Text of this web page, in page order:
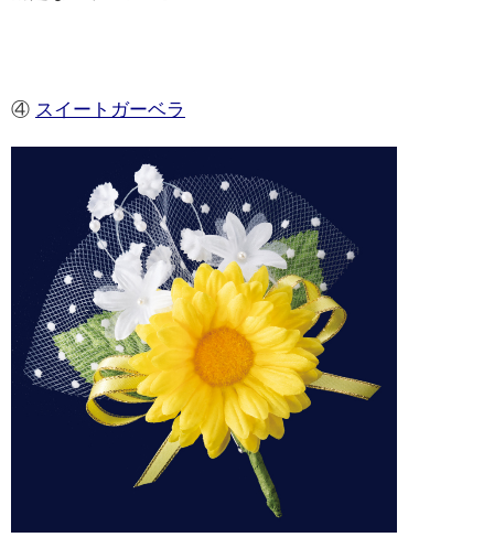
④ スイートガーベラ